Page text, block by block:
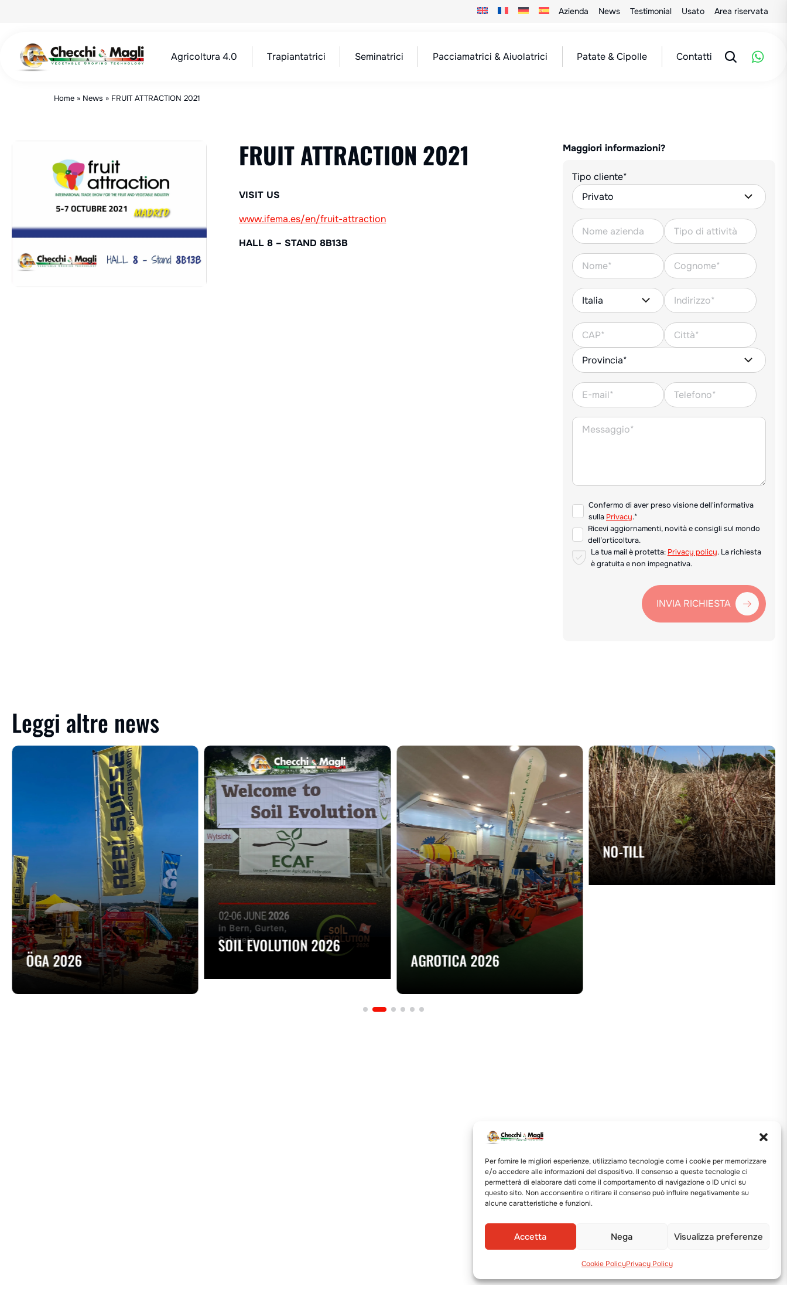
Per fornire le migliori esperienze, utilizziamo tecnologie come i cookie per memorizzare
e/o accedere alle informazioni del dispositivo. Il consenso a queste tecnologie ci
permetterà di elaborare dati come il comportamento di navigazione o ID unici su
questo sito. Non acconsentire o ritirare il consenso può influire negativamente su
alcune caratteristiche e funzioni.
Accetta Nega Visualizza preferenze
Cookie PolicyPrivacy Policy
Azienda News Testimonial Usato Area riservata
Agricoltura 4.0 Trapiantatrici Seminatrici Pacciamatrici & Aiuolatrici Patate & Cipolle Contatti
Home » News » FRUIT ATTRACTION 2021
FRUIT ATTRACTION 2021
VISIT US
www.ifema.es/en/fruit-attraction
HALL 8 – STAND 8B13B
Maggiori informazioni?
Tipo cliente*
Confermo di aver preso visione dell'informativa
sulla Privacy.*
Ricevi aggiornamenti, novità e consigli sul mondo
dell’orticoltura.
La tua mail è protetta: Privacy policy. La richiesta
è gratuita e non impegnativa.
INVIA RICHIESTA
Leggi altre news
ÖGA 2026
SOIL EVOLUTION 2026
AGROTICA 2026
NO-TILL